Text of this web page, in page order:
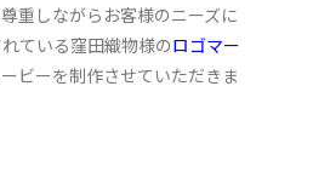
重しながらお客様のニーズに
ている窪田織物様のロゴマー
ビーを制作させていただきま